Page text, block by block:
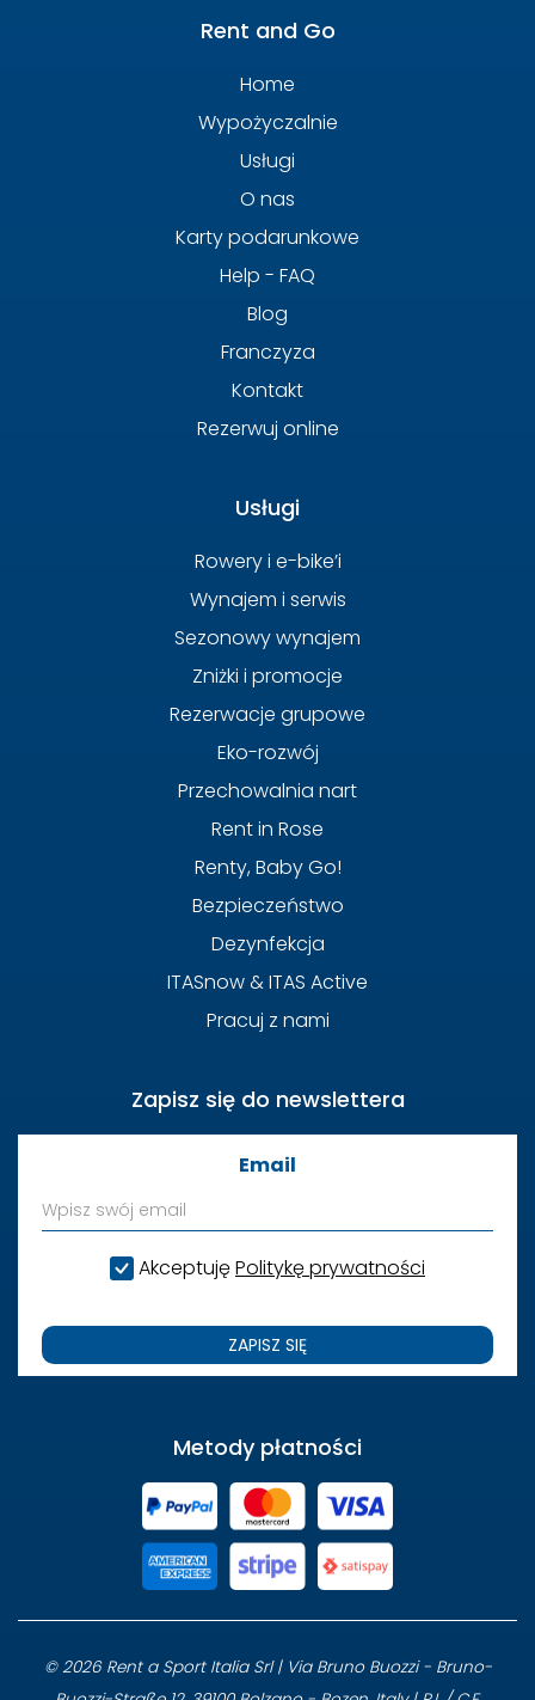
Rent and Go
Home
Wypożyczalnie
Usługi
O nas
Karty podarunkowe
Help - FAQ
Blog
Franczyza
Kontakt
Rezerwuj online
Usługi
Rowery i e-bike’i
Wynajem i serwis
Sezonowy wynajem
Zniżki i promocje
Rezerwacje grupowe
Eko-rozwój
Przechowalnia nart
Rent in Rose
Renty, Baby Go!
Bezpieczeństwo
Dezynfekcja
ITASnow & ITAS Active
Pracuj z nami
Zapisz się do newslettera
Email
AkceptujęPolitykę prywatności
ZAPISZ SIĘ
Metody płatności
© 2026 Rent a Sport Italia Srl | Via Bruno Buozzi - Bruno-